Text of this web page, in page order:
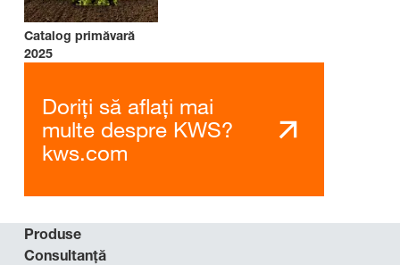
Catalog primăvară
2025
Doriți să aflați mai
multe despre KWS?
kws.com
Produse
Consultanță